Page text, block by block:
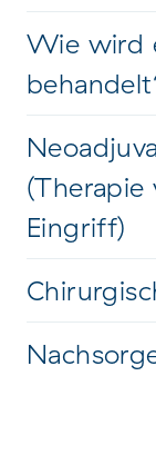
Wie wird
(Therapie
Eingriff)